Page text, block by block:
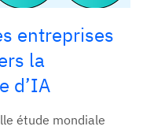
entreprises
la
d’IA
étude mondiale